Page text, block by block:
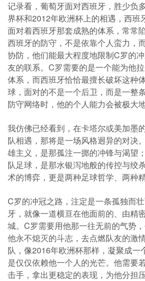
记录看，葡萄牙面对西班牙，胜少负
界杯和2012年欧洲杯上的相遇，西班
面对着西班牙那套成熟的体系，常常
西班牙的防守，不是依靠个人蛮力，
协防，他们能最大程度地限制C罗的
友的联系。C罗需要的是一个能为他
体系，而西班牙恰恰最擅长破坏这种
球，面对的不是一个后卫，而是一整
防守网络时，他的个人能力会被极大地
我仿佛已经看到，在卡塔尔或美加墨
队相遇，那将是一场风格迥异的对决
雄主义，是那孤注一掷的冲锋与渴望
队足球，是那水银泻地般的传控与绞
术的博弈，更是两种足球哲学、两种
C罗的冲冠之路，注定是一条孤独而
牙，就像一道横亘在他面前的、由精
城。C罗需要用他那一往无前的气势
他永不熄灭的斗志，去点燃队友的激
队，像2016年欧洲杯那样，凝聚成一
是仅仅依赖他一个人的光芒。他需要
击手，拿出更稳定的表现，为他分担压